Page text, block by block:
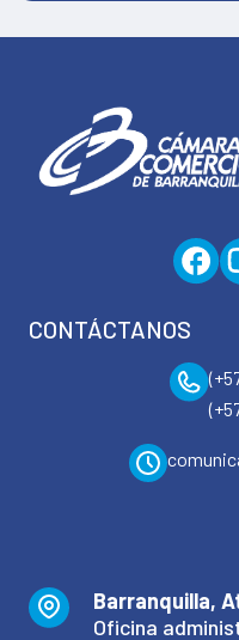
CONTÁCTANOS
Barranquilla,
Oficina